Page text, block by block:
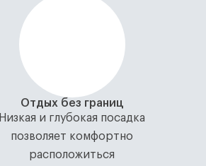
Отдых без границ
Низкая и глубокая посадка
позволяет комфортно
расположиться